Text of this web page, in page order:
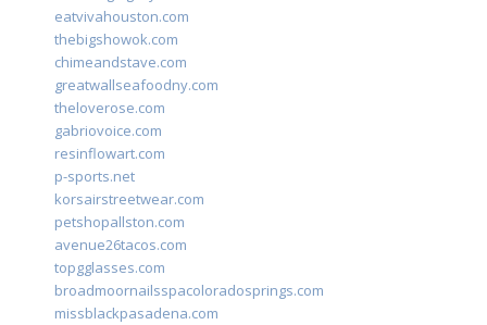
eatvivahouston.com
thebigshowok.com
chimeandstave.com
greatwallseafoodny.com
theloverose.com
gabriovoice.com
resinflowart.com
p-sports.net
korsairstreetwear.com
petshopallston.com
avenue26tacos.com
topgglasses.com
broadmoornailsspacoloradosprings.com
missblackpasadena.com